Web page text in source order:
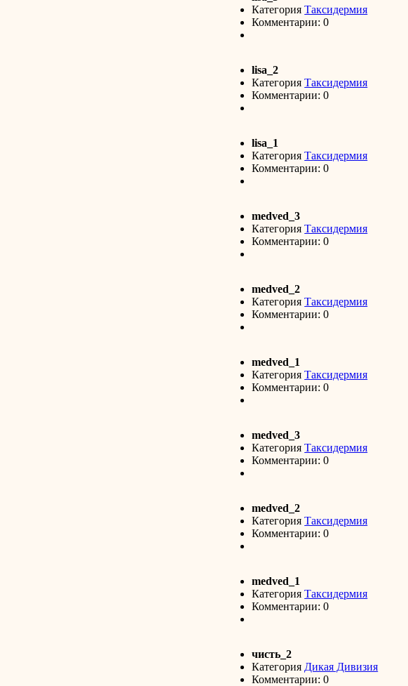
КатегорияТаксидермия
Комментарии: 0
lisa_2
КатегорияТаксидермия
Комментарии: 0
lisa_1
КатегорияТаксидермия
Комментарии: 0
medved_3
КатегорияТаксидермия
Комментарии: 0
medved_2
КатегорияТаксидермия
Комментарии: 0
medved_1
КатегорияТаксидермия
Комментарии: 0
medved_3
КатегорияТаксидермия
Комментарии: 0
medved_2
КатегорияТаксидермия
Комментарии: 0
medved_1
КатегорияТаксидермия
Комментарии: 0
чисть_2
Категория Дикая Дивизия
Комментарии: 0